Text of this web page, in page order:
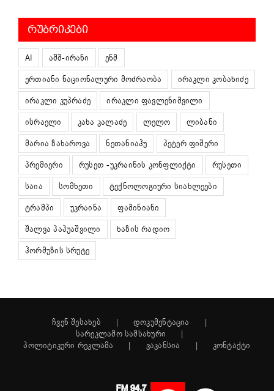
ᲠᲣᲑᲠᲘᲙᲔᲑᲘ
AI აშშ-ირანი
ენმ
ერთიანი ნაციონალური მოძრაობა
ირაკლი კობახიძე
ირაკლი კუპრაძე
ირაკლი ფავლენიშვილი
ისრაელი
კახა კალაძე ლელო
ლიბანი
მარია ზახაროვა
ნეთანიაჰუ
პეტერ ფიშერი
პრემიერი
რუსეთ -უკრაინის კონფლიქტი
რუსეთი
საია
სომხეთი
ტექნოლოგიური სიახლეები
ტრამპი
უკრაინა
ფაშინიანი
შალვა პაპუაშვილი
ხაზის რადიო
ჰორმუზის სრუტე
ჩვენ შესახებ
დოკუმენტაცია
სარეკლამო სამსახური
პოლიტიკური რეკლამა
ვაკანსია კონტაქტი